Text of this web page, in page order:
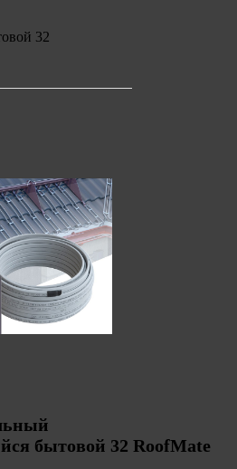
32
бытовой 32 RoofMate